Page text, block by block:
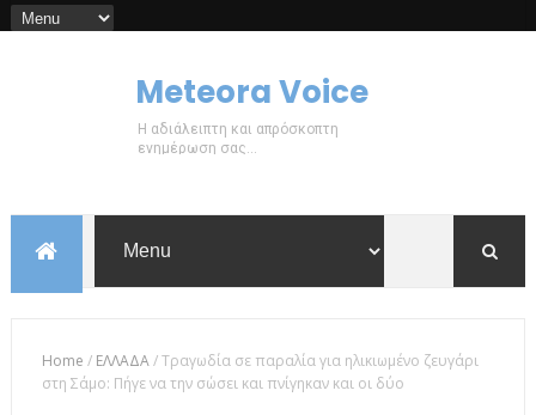
Meteora Voice
Η αδιάλειπτη και απρόσκοπτη
ενημέρωση σας...
Home / ΕΛΛΑΔΑ/Tραγωδία σε παραλία για ηλικιωμένο ζευγάρι
στη Σάμο: Πήγε να την σώσει και πνίγηκαν και οι δύο